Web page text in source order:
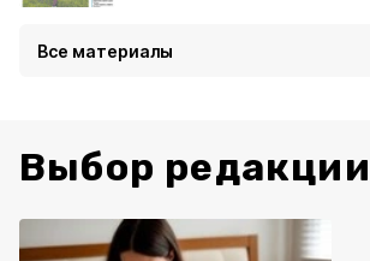
Все материалы
Выбор редакции